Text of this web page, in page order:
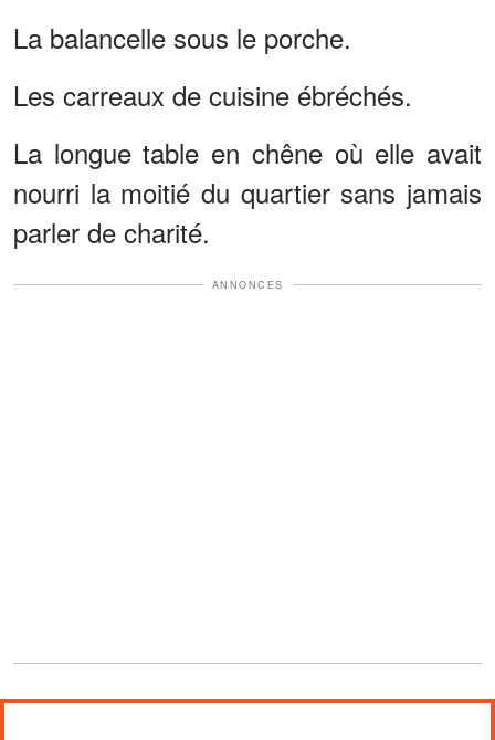
La balancelle sous le porche.
Les carreaux de cuisine ébréchés.
La longue table en chêne où elle avait
nourri la moitié du quartier sans jamais
parler de charité.
ANNONCES